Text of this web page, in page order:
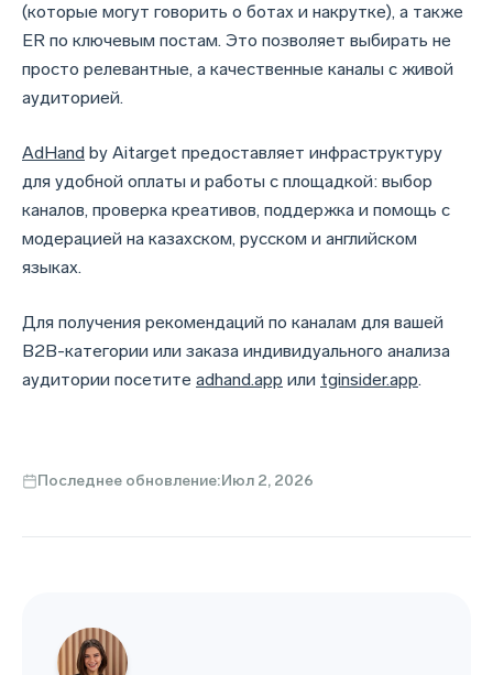
(которые могут говорить о ботах и накрутке), а также
ER по ключевым постам. Это позволяет выбирать не
просто релевантные, а качественные каналы с живой
аудиторией.
AdHand by Aitarget предоставляет инфраструктуру
для удобной оплаты и работы с площадкой: выбор
каналов, проверка креативов, поддержка и помощь с
модерацией на казахском, русском и английском
языках.
Для получения рекомендаций по каналам для вашей
B2B-категории или заказа индивидуального анализа
аудитории посетите adhand.app или tginsider.app.
Последнее обновление:Июл 2, 2026